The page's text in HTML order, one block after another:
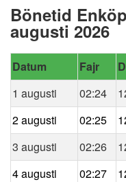
Bönetid
augusti 2026
Datum Fajr
1 augusti
02:24
2 augusti
02:25
3 augusti
02:26
4 augusti
02:27